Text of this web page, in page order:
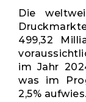
Die
499,32
im Jahr
was im
2,5% aufwies.